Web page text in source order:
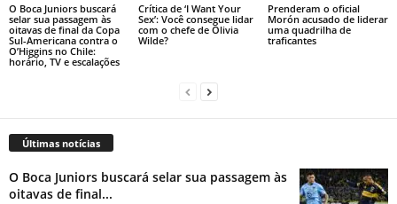
O Boca Juniors buscará
selar sua passagem às
oitavas de final da Copa
Sul-Americana contra o
O’Higgins no Chile:
horário, TV e escalações
Crítica de ‘I Want Your
Sex’: Você consegue lidar
com o chefe de Olivia
Wilde?
Prenderam o oficial
Morón acusado de liderar
uma quadrilha de
traficantes
Últimas notícias
O Boca Juniors buscará selar sua passagem às
oitavas de final...